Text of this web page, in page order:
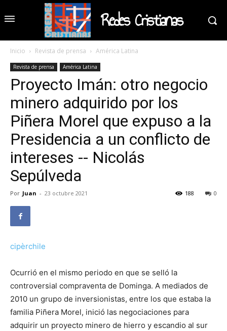
Redes Cristianas
Inicio Revista de prensa América Latina
Revista de prensa América Latina
Proyecto Imán: otro negocio
minero adquirido por los
Piñera Morel que expuso a la
Presidencia a un conflicto de
intereses -- Nicolás
Sepúlveda
Por Juan - 23 octubre 2021 0
188
cipèrchile
Ocurrió en el mismo periodo en que se selló la
controversial compraventa de Dominga. A mediados de
2010 un grupo de inversionistas, entre los que estaba la
familia Piñera Morel, inició las negociaciones para
adquirir un proyecto minero de hierro y escandio al sur